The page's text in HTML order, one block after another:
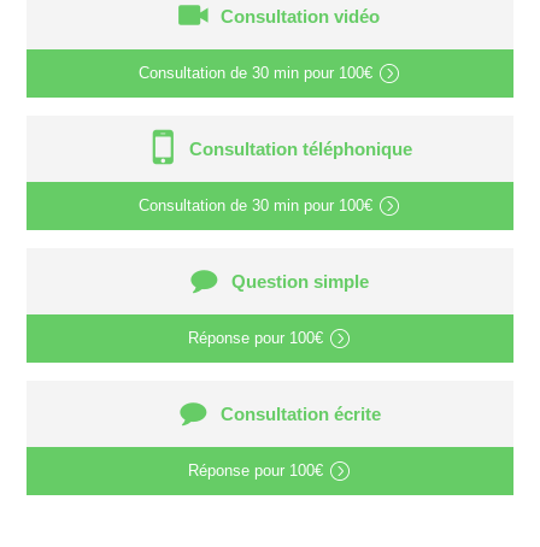
Consultation vidéo
Consultation de 30 min pour 100€
Consultation téléphonique
Consultation de 30 min pour 100€
Question simple
Réponse pour 100€
Consultation écrite
Réponse pour 100€